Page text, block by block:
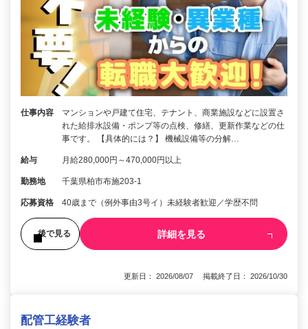
仕事内容
マンションや戸建て住宅、テナント、商業施設などに設置さ
れた給排水設備・ポンプ等の点検、修繕、更新作業などの仕
事です。 【具体的には？】 機械設備等の分解…
給与 月給280,000円～470,000円以上
勤務地 千葉県柏市布施203-1
応募資格 40歳まで（例外事由3号イ）未経験者歓迎／学歴不問
後で見る 詳細を見る
更新日： 2026/08/07 掲載終了日： 2026/10/30
配管工経験者